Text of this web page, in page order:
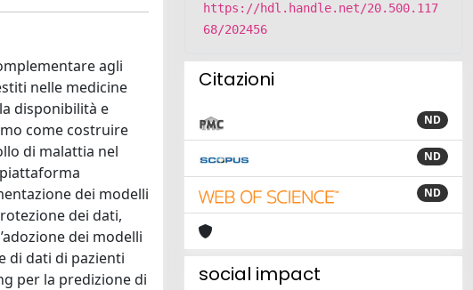
agli
nelle medicine
disponibilità e
come costruire
di malattia nel
dei modelli
dei dati,
dei modelli
di dati di pazienti
per la predizione di
https://hdl.handle.net/20.500.117
68/202456
Citazioni
ND
ND
ND
social impact